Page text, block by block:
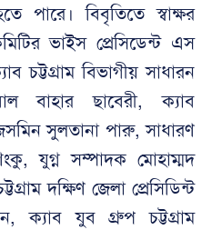
পারে। বিবৃতিতে স্বাক্ষর
ভাইস প্রেসিডেন্ট এস
চট্টগ্রাম বিভাগীয় সাধারন
বাহার ছাবেরী, ক্যাব
সুলতানা পারু, সাধারণ
যুগ্ন সম্পাদক মোহাম্মদ
দক্ষিণ জেলা প্রেসিডিন্ট
ক্যাব যুব গ্রুপ চট্টগ্রাম